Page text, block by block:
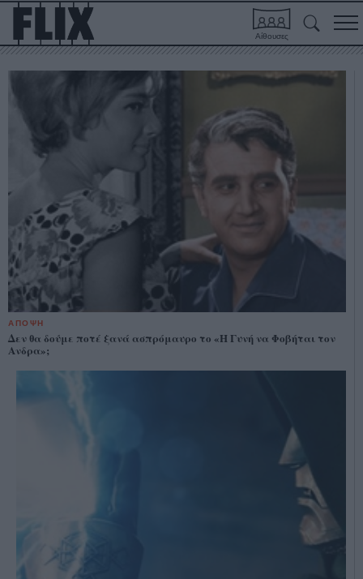
Αίθουσες
ΑΠΟΨΗ
Δεν θα δούμε ποτέ ξανά ασπρόμαυρο το «Η Γυνή να Φοβήται τον
Ανδρα»;